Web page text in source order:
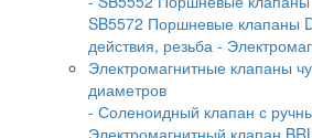
SB5572 Поршневые клапаны
действия, резьба -
Электромагнитные клапаны
диаметров
- Соленоидный клапан с
Электромагнитный клапан